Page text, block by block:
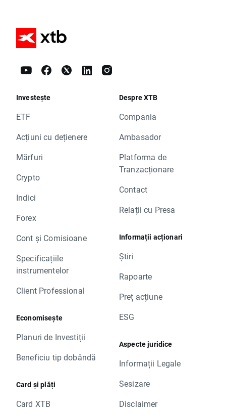
Investește
ETF
Acțiuni cu dețienere
Mărfuri
Crypto
Indici
Forex
Cont și Comisioane
Specificațiile
instrumentelor
Client Professional
Economisește
Planuri de Investiții
Beneficiu tip dobândă
Card și plăți
Card XTB
Despre XTB
Compania
Ambasador
Platforma de
Tranzacționare
Contact
Relații cu Presa
Informații acționari
Știri
Rapoarte
Preț acțiune
ESG
Aspecte juridice
Informații Legale
Sesizare
Disclaimer